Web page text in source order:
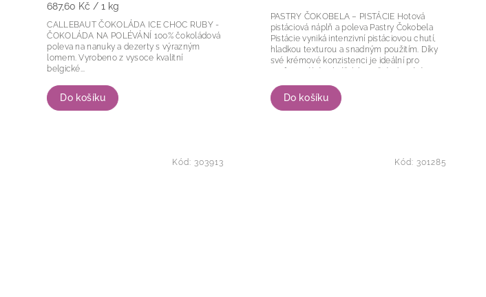
687,60 Kč / 1 kg
Do košíku
CALLEBAUT ČOKOLÁDA ICE CHOC RUBY -
ČOKOLÁDA NA POLÉVÁNÍ 100% čokoládová
poleva na nanuky a dezerty s výrazným
lomem. Vyrobeno z vysoce kvalitní
belgické...
Do košíku
PASTRY ČOKOBELA – PISTÁCIE Hotová
pistáciová náplň a poleva Pastry Čokobela
Pistácie vyniká intenzivní pistáciovou chutí,
hladkou texturou a snadným použitím. Díky
své krémové konzistenci je ideální pro
Kód: 303913 Kód: 301285